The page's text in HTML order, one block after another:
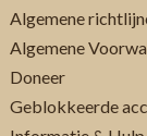
Algemene
Algemene
Doneer
Geblokkeerde